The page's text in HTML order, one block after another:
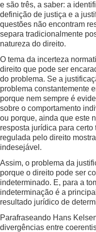
e são três, a saber: a
definição de justiça e a
questões não encontram
separa tradicionalmente
natureza do direito.
O tema da incerteza
direito que pode ser
do problema. Se a
problema constantemente
porque nem sempre é
sobre o comportamento
ou porque, ainda que este
resposta jurídica para
regulada pelo direito
indesejável.
Assim, o problema da
porque o direito pode ser
indeterminado. E, para a
indeterminação é a
resultado jurídico de
Parafraseando Hans
divergências entre